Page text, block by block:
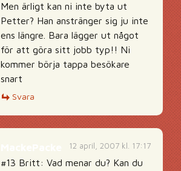
Men ärligt kan ni inte byta ut
Petter? Han anstränger sig ju inte
ens längre. Bara lägger ut något
för att göra sitt jobb typ!! Ni
kommer börja tappa besökare
snart
Svara
12 april, 2007 kl. 17:17
#13 Britt: Vad menar du? Kan du